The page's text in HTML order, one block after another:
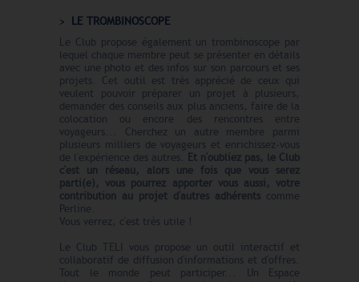
LE TROMBINOSCOPE
Le Club propose également un trombinoscope par
lequel chaque membre peut se présenter en détails
avec une photo et des infos sur son parcours et ses
projets. Cet outil est très apprécié de ceux qui
veulent pouvoir préparer un projet à plusieurs,
demander des conseils aux plus anciens, faire de la
colocation ou encore des rencontres entre
voyageurs... Cherchez un autre membre parmi
plusieurs milliers de voyageurs et enrichissez-vous
de l'expérience des autres. Et n'oubliez pas, le Club
c'est un réseau, alors une fois que vous serez
parti(e), vous pourrez apporter vous aussi, votre
contribution au projet d'autres adhérents comme
Perline.
Vous verrez, c'est très utile !
Le Club TELI vous propose un outil interactif et
collaboratif de diffusion d'informations et d'offres.
Tout le monde peut participer... Un Espace